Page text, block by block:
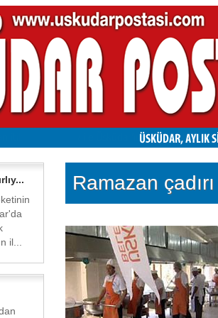
il...
Ramazan